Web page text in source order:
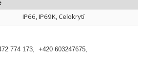
IP66, IP69K, Celokrytí
774 173, +420 603247675,